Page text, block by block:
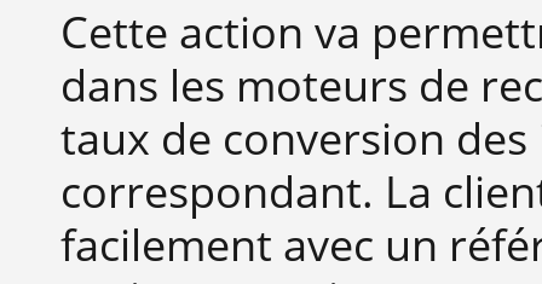
Cette action va
dans les moteurs de
taux de conversion
correspondant. La
facilement avec un